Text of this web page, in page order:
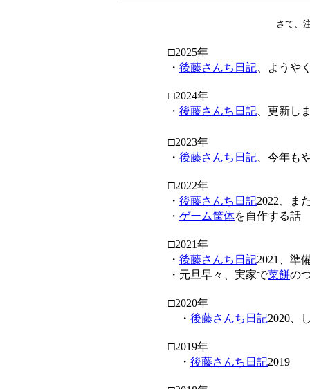
さて、
□2025年
・ 後藤さんち日記、ようや
□2024年
・ 後藤さんち日記、更新し
□2023年
・ 後藤さんち日記、今年も
□2022年
・ 後藤さんち日記2022、ま
・ ゲーム筐体を自作する話
□2021年
・ 後藤さんち日記2021、準
・元旦早々、実家で菜餅の
□2020年
・ 後藤さんち日記2020、
□2019年
・ 後藤さんち日記2019